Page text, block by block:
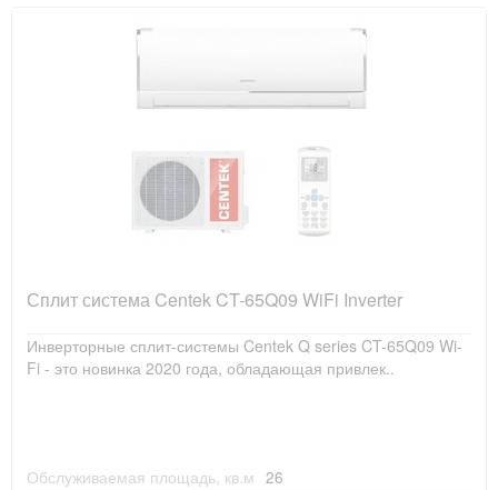
Сплит система Centek CT-65Q09 WiFi Inverter
Инверторные сплит-системы Centek Q series CT-65Q09 Wi-
Fi - это новинка 2020 года, обладающая привлек..
Обслуживаемая площадь, кв.м 26